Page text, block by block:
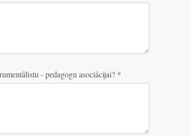
- pedagogu asociācijai? *